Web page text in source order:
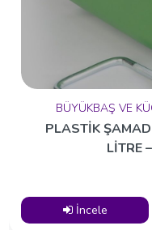
BÜYÜKBAŞ VE
PLASTİK
LİTRE
İncele